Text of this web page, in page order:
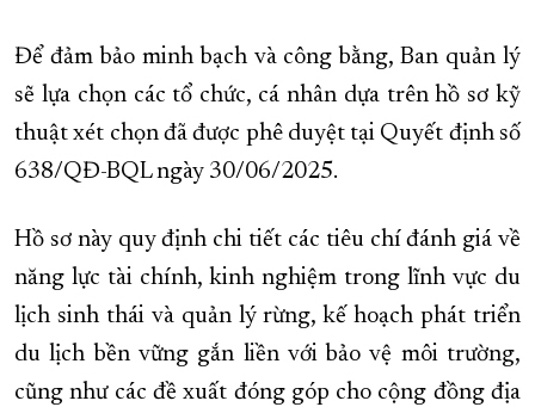
Để đảm bảo minh bạch và công bằng, Ban quản lý
sẽ lựa chọn các tổ chức, cá nhân dựa trên hồ sơ kỹ
thuật xét chọn đã được phê duyệt tại Quyết định số
638/QĐ-BQL ngày 30/06/2025.
Hồ sơ này quy định chi tiết các tiêu chí đánh giá về
năng lực tài chính, kinh nghiệm trong lĩnh vực du
lịch sinh thái và quản lý rừng, kế hoạch phát triển
du lịch bền vững gắn liền với bảo vệ môi trường,
cũng như các đề xuất đóng góp cho cộng đồng địa